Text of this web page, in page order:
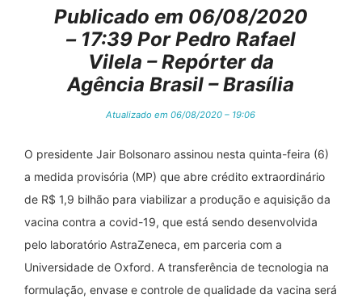
Publicado em 06/08/2020
– 17:39 Por Pedro Rafael
Vilela – Repórter da
Agência Brasil – Brasília
Atualizado em 06/08/2020 – 19:06
O presidente Jair Bolsonaro assinou nesta quinta-feira (6)
a medida provisória (MP) que abre crédito extraordinário
de R$ 1,9 bilhão para viabilizar a produção e aquisição da
vacina contra a covid-19, que está sendo desenvolvida
pelo laboratório AstraZeneca, em parceria com a
Universidade de Oxford. A transferência de tecnologia na
formulação, envase e controle de qualidade da vacina será